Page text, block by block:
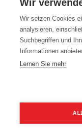
Artikelnummer:971901
Typ: ERIKA 85EC
3.169,00€
3.802,80 € inkl. Mwst
Wir
Wir setzen Cookies
analysieren,
Suchbegriffen und
Informationen
Lernen Sie mehr